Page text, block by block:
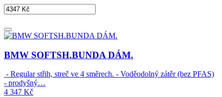
BMW SOFTSH.BUNDA DÁM.
- Regular střih, streč ve 4 směrech. - Voděodolný zátěr (bez PFAS)
- prodyšný…
4 347 Kč